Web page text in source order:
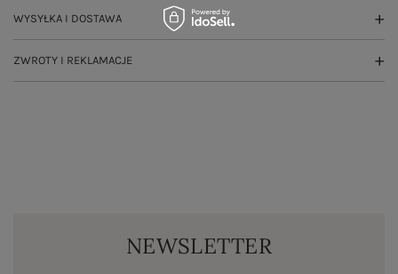
WYSYŁKA I DOSTAWA
ZWROTY I REKLAMACJE
NEWSLETTER